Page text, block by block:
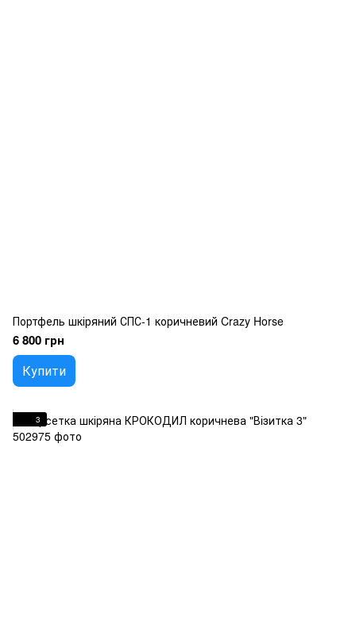
Портфель шкіряний СПС-1 коричневий Crazy Horse
6 800 грн
Купити
3